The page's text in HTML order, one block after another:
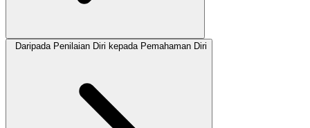
Daripada Penilaian Diri kepada Pemahaman Diri